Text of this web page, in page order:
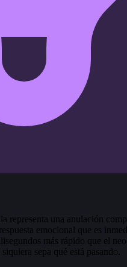
representa una anulación
emocional que es
más rápido que el
sepa qué está pasando.